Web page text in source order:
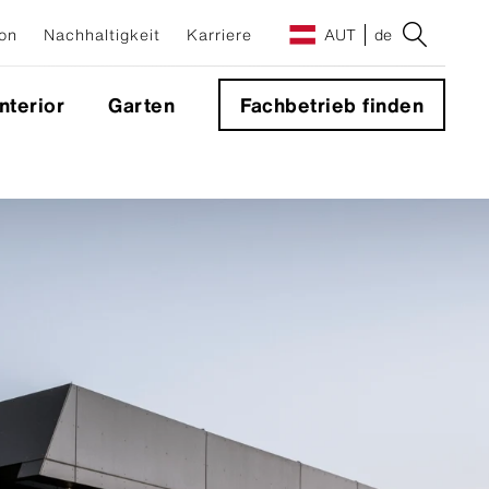
Nachhaltigkeit Karriere AUT de
Garten Fachbetrieb finden